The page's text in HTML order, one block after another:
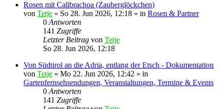
Rosen mit Calibrachoa (Zauberglöckchen)
von Tetje » So 28. Jun 2026, 12:18 » in Rosen & Partner
0 Antworten
141 Zugriffe
Letzter Beitrag von Tetje
So 28. Jun 2026, 12:18
Von Südtirol an die Adria, entlang der Etsch - Dokumentation
von Tetje » Mo 22. Jun 2026, 12:42 » in
Gartenfernsehsendungen, Veranstaltungen, Termine & Events
0 Antworten
141 Zugriffe